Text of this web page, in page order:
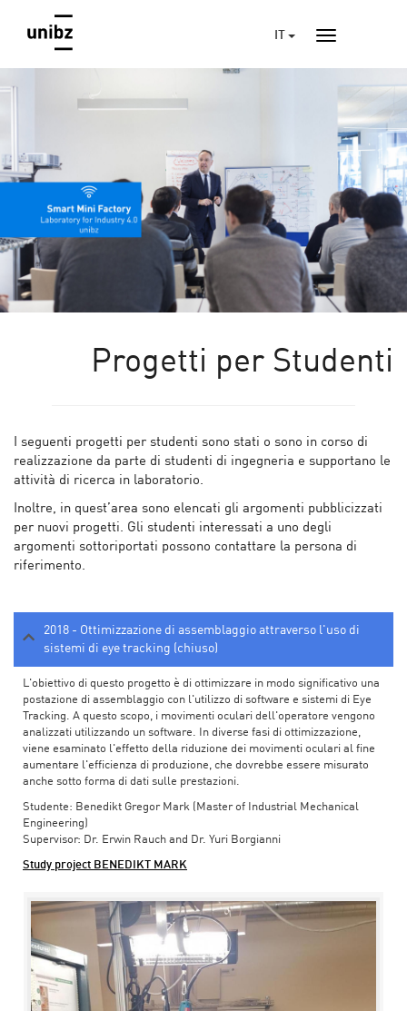
Progetti per Studenti
I seguenti progetti per studenti sono stati o sono in corso di
realizzazione da parte di studenti di ingegneria e supportano le
attività di ricerca in laboratorio.
Inoltre, in quest’area sono elencati gli argomenti pubblicizzati
per nuovi progetti. Gli studenti interessati a uno degli
argomenti sottoriportati possono contattare la persona di
riferimento.
2018 - Ottimizzazione di assemblaggio attraverso l'uso di
sistemi di eye tracking (chiuso)
L'obiettivo di questo progetto è di ottimizzare in modo significativo una
postazione di assemblaggio con l'utilizzo di software e sistemi di Eye
Tracking. A questo scopo, i movimenti oculari dell'operatore vengono
analizzati utilizzando un software. In diverse fasi di ottimizzazione,
viene esaminato l'effetto della riduzione dei movimenti oculari al fine
aumentare l'efficienza di produzione, che dovrebbe essere misurato
anche sotto forma di dati sulle prestazioni.
Studente: Benedikt Gregor Mark (Master of Industrial Mechanical
Engineering)
Supervisor: Dr. Erwin Rauch and Dr. Yuri Borgianni
Study project BENEDIKT MARK